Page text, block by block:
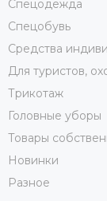
Спецодежда
Спецобувь
Средства
Для туристов,
Трикотаж
Головные уборы
Товары
Новинки
Разное